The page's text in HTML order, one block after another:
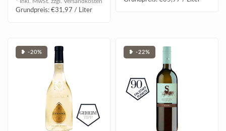
Grundpreis: €31,97 / Liter
❥ -20% ❥ -22%